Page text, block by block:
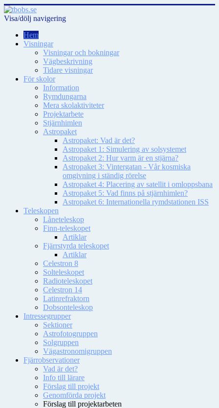
Visa/dölj navigering
Hem
Visningar
Visningar och bokningar
Vägbeskrivning
Tidare visningar
För skolor
Information
Rymdungarna
Mera skolaktiviteter
Projektarbete
Stjärnhimlen
Astropaket
Astropaket: Vad är det?
Astropaket 1: Simulering av solsystemet
Astropaket 2: Hur varm är en stjärna?
Astropaket 3: Vintergatan - Vår kosmiska
omgivning i ständig rörelse
Astropaket 4: Placering av satellit i omloppsbana
Astropaket 5: Vad finns på stjärnhimlen?
Astropaket 6: Internationella rymdstationen ISS
Teleskopen
Låneteleskop
Finn-teleskopet
Artiklar
Fjärrstyrda teleskopet
Artiklar
Celestron 8
Solteleskopet
Radioteleskopet
Celestron 14
Latinrefraktorn
Dobsonteleskop
Intressegrupper
Sektioner
Astrofotogruppen
Solgruppen
Vägastronomigruppen
Fjärrobservationer
Vad är det?
Info till lärare
Förslag till projekt
Genomförda projekt
Förslag till projektarbeten